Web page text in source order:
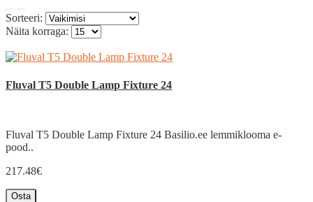
Sorteeri:
Näita korraga:
Fluval T5 Double Lamp Fixture 24
Fluval T5 Double Lamp Fixture 24 Basilio.ee lemmiklooma e-
pood..
217.48€
Osta